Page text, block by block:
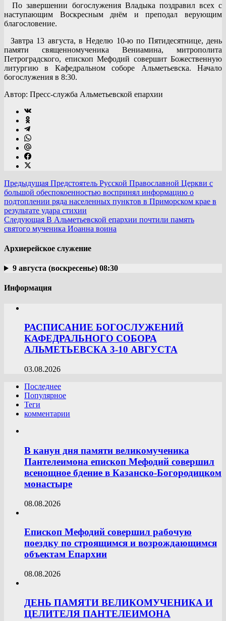
По завершении богослужения Владыка поздравил всех с
наступающим Воскресным днём и преподал верующим
благословение.
Завтра 13 августа, в Неделю 10-ю по Пятидесятнице, день
памяти священномученика Вениамина, митрополита
Петроградского, епископ Мефодий совершит Божественную
литургию в Кафедральном соборе Альметьевска. Начало
богослужения в 8:30.
Автор: Пресс-служба Альметьевской епархии
Предыдущая Предстоятель Русской Православной Церкви с
большой обеспокоенностью воспринял информацию о
подтоплении ряда населенных пунктов в Приморском крае в
результате удара стихии
Следующая В Альметьевской епархии почтили память
святого мученика Иоанна воина
Архиерейское служение
9 августа (воскресенье) 08:30
Информация
РАСПИСАНИЕ БОГОСЛУЖЕНИЙ
КАФЕДРАЛЬНОГО СОБОРА
АЛЬМЕТЬЕВСКА 3-10 АВГУСТА
03.08.2026
Последнее
Популярное
Теги
комментарии
В канун дня памяти великомученика
Пантелеимона епископ Мефодий совершил
всенощное бдение в Казанско-Богородицком
монастыре
08.08.2026
Епископ Мефодий совершил рабочую
поездку по строящимся и возрождающимся
объектам Епархии
08.08.2026
ДЕНЬ ПАМЯТИ ВЕЛИКОМУЧЕНИКА И
ЦЕЛИТЕЛЯ ПАНТЕЛЕИМОНА